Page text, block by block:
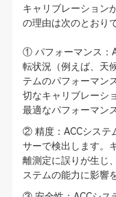
キャリブレーション
の理由は次のとおり
① パフォーマンス：
転状況（例えば、天
テムのパフォーマン
切なキャリブレーシ
最適なパフォーマン
② 精度：ACCシステ
サーで検出します。
離測定に誤りが生じ
ステムの能力に影響